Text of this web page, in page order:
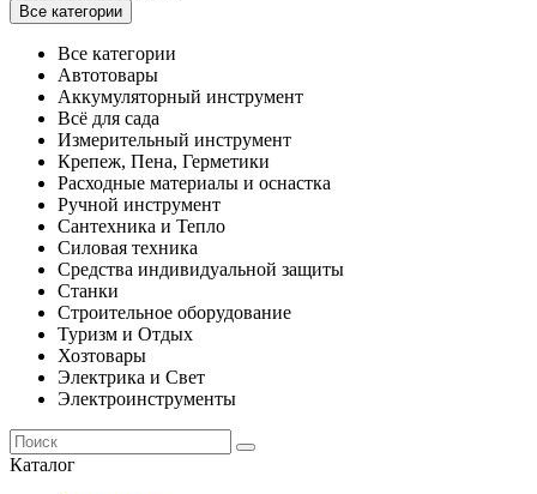
Все категории
Все категории
Автотовары
Аккумуляторный инструмент
Всё для сада
Измерительный инструмент
Крепеж, Пена, Герметики
Расходные материалы и оснастка
Ручной инструмент
Сантехника и Тепло
Силовая техника
Средства индивидуальной защиты
Станки
Строительное оборудование
Туризм и Отдых
Хозтовары
Электрика и Свет
Электроинструменты
Каталог